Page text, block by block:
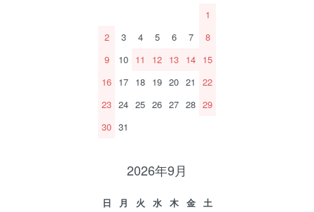
1
2
3 4 5 6 7
8
9
10 11 12 13 14 15
16 17 18 19 20 21
22
23 24 25 26 27 28 29
30 31
2026年9月
日 月 火 水 木 金
土